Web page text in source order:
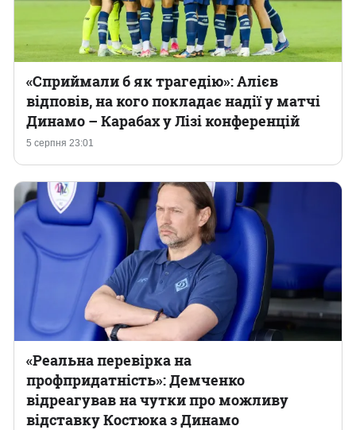
5 серпня 23:01
«Сприймали б як трагедію»: Алієв
відповів, на кого покладає надії у матчі
Динамо – Карабах у Лізі конференцій
«Реальна перевірка на
профпридатність»: Демченко
відреагував на чутки про можливу
відставку Костюка з Динамо